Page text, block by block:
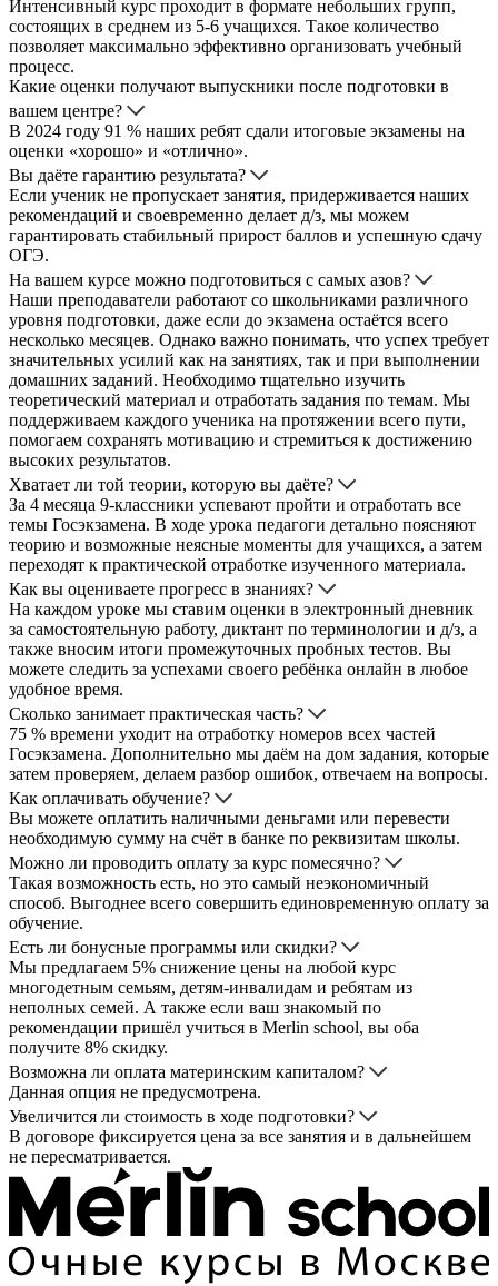
Интенсивный курс проходит в формате небольших групп,
состоящих в среднем из 5-6 учащихся. Такое количество
позволяет максимально эффективно организовать учебный
процесс.
Какие оценки получают выпускники после подготовки в
вашем центре?
В 2024 году 91 % наших ребят сдали итоговые экзамены на
оценки «хорошо» и «отлично».
Вы даёте гарантию результата?
Если ученик не пропускает занятия, придерживается наших
рекомендаций и своевременно делает д/з, мы можем
гарантировать стабильный прирост баллов и успешную сдачу
ОГЭ.
На вашем курсе можно подготовиться с самых азов?
Наши преподаватели работают со школьниками различного
уровня подготовки, даже если до экзамена остаётся всего
несколько месяцев. Однако важно понимать, что успех требует
значительных усилий как на занятиях, так и при выполнении
домашних заданий. Необходимо тщательно изучить
теоретический материал и отработать задания по темам. Мы
поддерживаем каждого ученика на протяжении всего пути,
помогаем сохранять мотивацию и стремиться к достижению
высоких результатов.
Хватает ли той теории, которую вы даёте?
За 4 месяца 9-классники успевают пройти и отработать все
темы Госэкзамена. В ходе урока педагоги детально поясняют
теорию и возможные неясные моменты для учащихся, а затем
переходят к практической отработке изученного материала.
Как вы оцениваете прогресс в знаниях?
На каждом уроке мы ставим оценки в электронный дневник
за самостоятельную работу, диктант по терминологии и д/з, а
также вносим итоги промежуточных пробных тестов. Вы
можете следить за успехами своего ребёнка онлайн в любое
удобное время.
Сколько занимает практическая часть?
75 % времени уходит на отработку номеров всех частей
Госэкзамена. Дополнительно мы даём на дом задания, которые
затем проверяем, делаем разбор ошибок, отвечаем на вопросы.
Как оплачивать обучение?
Вы можете оплатить наличными деньгами или перевести
необходимую сумму на счёт в банке по реквизитам школы.
Можно ли проводить оплату за курс помесячно?
Такая возможность есть, но это самый неэкономичный
способ. Выгоднее всего совершить единовременную оплату за
обучение.
Есть ли бонусные программы или скидки?
Мы предлагаем 5% снижение цены на любой курс
многодетным семьям, детям-инвалидам и ребятам из
неполных семей. А также если ваш знакомый по
рекомендации пришёл учиться в Merlin school, вы оба
получите 8% скидку.
Возможна ли оплата материнским капиталом?
Данная опция не предусмотрена.
Увеличится ли стоимость в ходе подготовки?
В договоре фиксируется цена за все занятия и в дальнейшем
не пересматривается.